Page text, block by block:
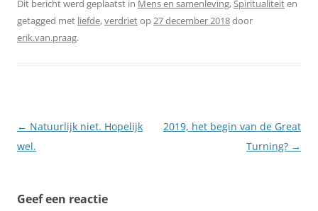
Dit bericht werd geplaatst in Mens en samenleving,Spiritualiteiten
getagged met liefde,verdrietop27 december 2018door
erik.van.praag.
Berichtnavigatie
← Natuurlijk niet. Hopelijk
wel.
2019, het begin van de Great
Turning? →
Geef een reactie